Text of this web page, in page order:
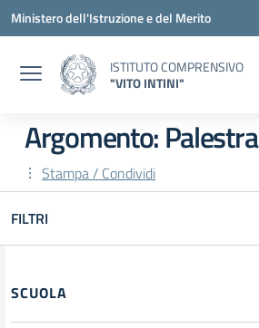
Vai ai contenuti
Vai al menu di navigazione
Vai al footer
Ministero dell'Istruzione e del Merito
ISTITUTO COMPRENSIVO
"VITO INTINI"
Argomento: Palestra
Stampa / Condividi
FILTRI
Filtri
SCUOLA